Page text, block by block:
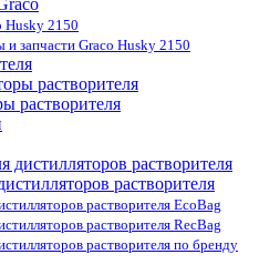
Husky 2150
и запчасти Graco Husky 2150
растворителя
растворителя
растворителя EcoBag
растворителя RecBag
растворителя по бренду